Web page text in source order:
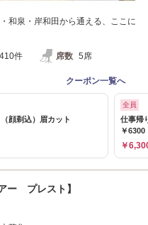
和泉・岸和田から通える、ここに
410件 席数 5席
クーポン一覧へ
顔剃込）眉カット
全員
仕事帰
￥6300
￥
ー プレスト】